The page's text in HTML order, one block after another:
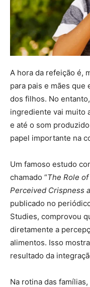
A hora da refeição é,
para pais e mães
dos filhos. No
ingrediente vai muito
e até o som
papel importante na
Um famoso estudo
chamado “The Role
Perceived Crispness
publicado no
Studies, comprovou
diretamente a
alimentos. Isso
resultado da
Na rotina das